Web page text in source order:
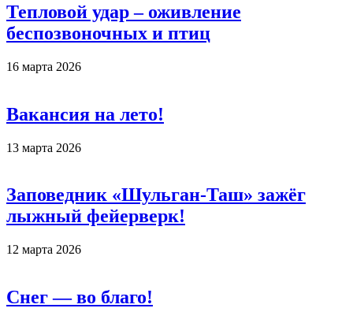
Тепловой удар – оживление
беспозвоночных и птиц
16 марта 2026
Вакансия на лето!
13 марта 2026
Заповедник «Шульган-Таш» зажёг
лыжный фейерверк!
12 марта 2026
Снег — во благо!